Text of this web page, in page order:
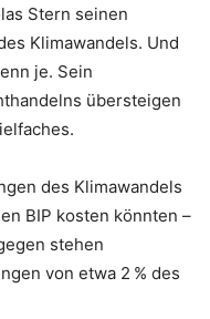
Stern seinen
Klimawandels. Und
je. Sein
übersteigen
des Klimawandels
BIP kosten könnten –
stehen
von etwa 2 % des